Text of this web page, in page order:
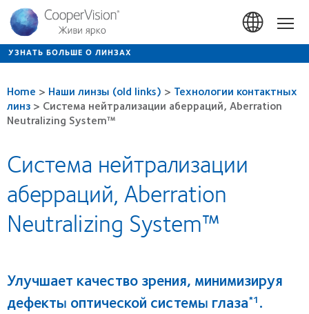
Перейти
основному
содержанию
УЗНАТЬ БОЛЬШЕ О ЛИНЗАХ
Home > Наши линзы (old links) > Технологии контактных
линз > Система нейтрализации аберраций, Aberration
Neutralizing System™
Система нейтрализации
аберраций, Aberration
Neutralizing System™
Улучшает качество зрения, минимизируя
дефекты оптической системы глаза*1.